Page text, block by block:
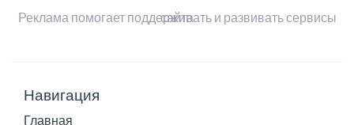
Реклама помогает поддерживать и развивать сервисы сайта
Навигация
Главная